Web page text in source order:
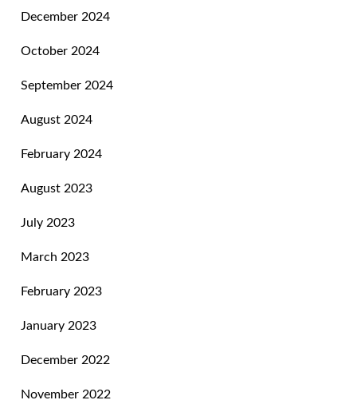
December 2024
October 2024
September 2024
August 2024
February 2024
August 2023
July 2023
March 2023
February 2023
January 2023
December 2022
November 2022